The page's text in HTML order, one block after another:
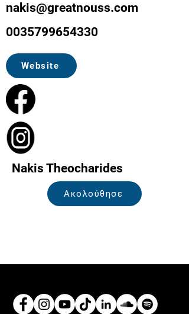
nakis@greatnouss.com
0035799654330
Website
Nakis Theocharides
Ακολούθησε